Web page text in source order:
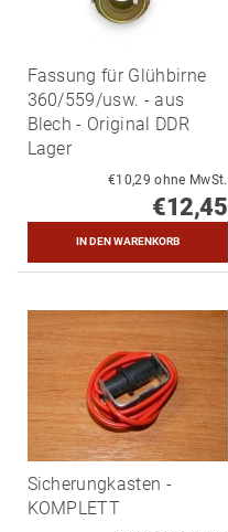
Fassung für Glühbirne
360/559/usw. - aus
Blech - Original DDR
Lager
€10,29 ohne MwSt.
€12,45
Sicherungkasten -
KOMPLETT